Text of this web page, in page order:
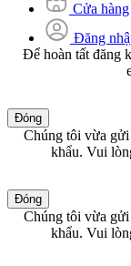
Cửa hàng
Đăng
Để hoàn tất đăng
Đóng
Chúng tôi vừa gửi
khẩu. Vui
Đóng
Chúng tôi vừa gửi
khẩu. Vui